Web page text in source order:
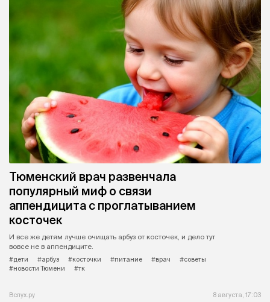
Тюменский врач развенчала
популярный миф о связи
аппендицита с проглатыванием
косточек
И все же детям лучше очищать арбуз от косточек, и дело тут
вовсе не в аппендиците.
#дети
#арбуз #косточки #питание #врач
#советы
#новости Тюмени
#тк
Вслух.ру 8 августа, 17:03